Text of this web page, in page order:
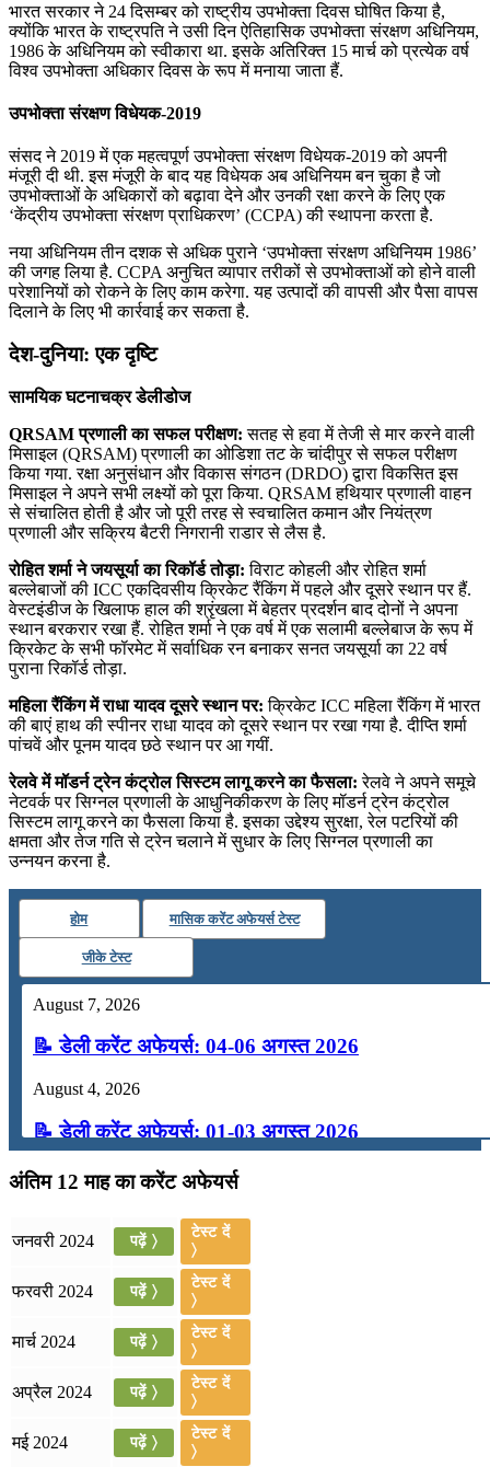
भारत सरकार ने 24 दिसम्बर को राष्‍ट्रीय उपभोक्‍ता दिवस घोषित किया है,
क्योंकि भारत के राष्‍ट्रपति ने उसी दिन ऐतिहासिक उपभोक्‍ता संरक्षण अधिनियम,
1986 के अधिनियम को स्वीकारा था. इसके अतिरिक्‍त 15 मार्च को प्रत्‍येक वर्ष
विश्‍व उपभोक्‍ता अधिकार दिवस के रूप में मनाया जाता हैं.
उपभोक्‍ता संरक्षण विधेयक-2019
संसद ने 2019 में एक महत्‍वपूर्ण उपभोक्‍ता संरक्षण विधेयक-2019 को अपनी
मंजूरी दी थी. इस मंजूरी के बाद यह विधेयक अब अधिनियम बन चुका है जो
उपभोक्‍ताओं के अधिकारों को बढ़ावा देने और उनकी रक्षा करने के लिए एक
‘केंद्रीय उपभोक्‍ता संरक्षण प्राधिकरण’ (CCPA) की स्‍थापना करता है.
नया अधिनियम तीन दशक से अधिक पुराने ‘उपभोक्‍ता संरक्षण अधिनियम 1986’
की जगह लिया है. CCPA अनुचित व्‍यापार तरीकों से उपभोक्‍ताओं को होने वाली
परेशानियों को रोकने के लिए काम करेगा. यह उत्‍पादों की वापसी और पैसा वापस
दिलाने के लिए भी कार्रवाई कर सकता है.
देश-दुनिया: एक दृष्टि
सामयिक घटनाचक्र डेलीडोज
QRSAM प्रणाली का सफल परीक्षण: सतह से हवा में तेजी से मार करने वाली
मिसाइल (QRSAM) प्रणाली का ओडिशा तट के चांदीपुर से सफल परीक्षण
किया गया. रक्षा अनुसंधान और विकास संगठन (DRDO) द्वारा विकसित इस
मिसाइल ने अपने सभी लक्ष्यों को पूरा किया. QRSAM हथियार प्रणाली वाहन
से संचालित होती है और जो पूरी तरह से स्वचालित कमान और नियंत्रण
प्रणाली और सक्रिय बैटरी निगरानी राडार से लैस है.
रोहित शर्मा ने जयसूर्या का रिकॉर्ड तोड़ा: विराट कोहली और रोहित शर्मा
बल्‍लेबाजों की ICC एकदिवसीय क्रिकेट रैंकिंग में पहले और दूसरे स्‍थान पर हैं.
वेस्‍टइंडीज के खिलाफ हाल की श्रृंखला में बेहतर प्रदर्शन बाद दोनों ने अपना
स्‍थान बरकरार रखा हैं. रोहित शर्मा ने एक वर्ष में एक सलामी बल्‍लेबाज के रूप में
क्रिकेट के सभी फॉरमेट में सर्वाधिक रन बनाकर सनत जयसूर्या का 22 वर्ष
पुराना रिकॉर्ड तोड़ा.
महिला रैंकिंग में राधा यादव दूसरे स्थान पर: क्रिकेट ICC महिला रैंकिंग में भारत
की बाएं हाथ की स्‍पीनर राधा यादव को दूसरे स्थान पर रखा गया है. दीप्ति शर्मा
पांचवें और पूनम यादव छठे स्थान पर आ गयीं.
रेलवे में मॉडर्न ट्रेन कंट्रोल सिस्टम लागू करने का फैसला: रेलवे ने अपने समूचे
नेटवर्क पर सिग्नल प्रणाली के आधुनिकीकरण के लिए मॉडर्न ट्रेन कंट्रोल
सिस्टम लागू करने का फैसला किया है. इसका उद्देश्य सुरक्षा, रेल पटरियों की
क्षमता और तेज गति से ट्रेन चलाने में सुधार के लिए सिग्नल प्रणाली का
उन्नयन करना है.
होम मासिक करेंट अफेयर्स टेस्ट
जीके टेस्ट
August 7, 2026
📝 डेली करेंट अफेयर्स: 04-06 अगस्त 2026
August 4, 2026
📝 डेली करेंट अफेयर्स: 01-03 अगस्त 2026
July 31, 2026
📝 डेली करेंट अफेयर्स: 28-31 जुलाई 2026
July 28, 2026
📝 डेली करेंट अफेयर्स: 25-27 जुलाई 2026
July 25, 2026
📝 डेली करेंट अफेयर्स: 22-24 जुलाई 2026
July 22, 2026
अंतिम 12 माह का करेंट अफेयर्स
जनवरी 2024 पढ़ें 〉
टेस्ट दें
〉
फरवरी 2024 पढ़ें 〉
टेस्ट दें
〉
मार्च 2024 पढ़ें 〉
टेस्ट दें
〉
अप्रैल 2024 पढ़ें 〉
टेस्ट दें
〉
मई 2024 पढ़ें 〉
टेस्ट दें
〉